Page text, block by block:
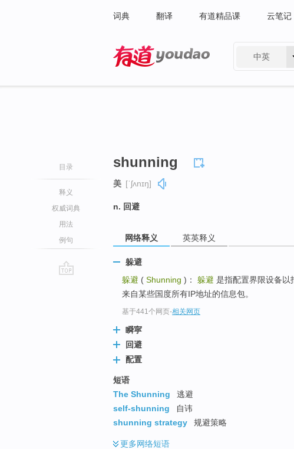
词典 翻译 有道精品课 云笔记
中英
目录
释义
权威词典
用法
例句
shunning
美 [ˈʃʌnɪŋ]
n. 回避
网络释义 英英释义
躲避
躲避 ( Shunning )： 躲避 是指配置界限设备以
来自某些国度所有IP地址的信息包。
基于441个网页-相关网页
瞬寜
回避
配置
短语
The Shunning
逃避
self-shunning
自讳
shunning strategy
规避策略
更多网络短语